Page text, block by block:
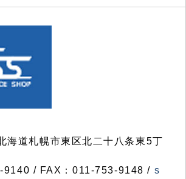
道札幌市東区北二十八条東5丁
9140 / FAX：011-753-9148 / s